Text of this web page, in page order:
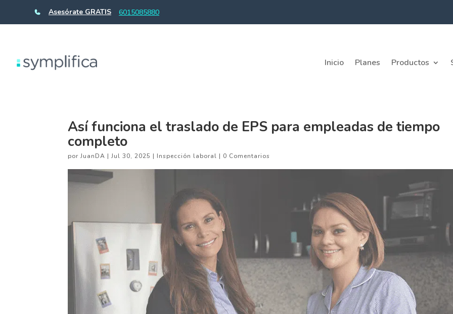
Inicio Planes Productos
Así funciona el traslado de EPS para empleadas de tiempo
completo
porJuanDA |Jul 30, 2025 | Inspección laboral | 0 Comentarios
Asesórate GRATIS 6015085880